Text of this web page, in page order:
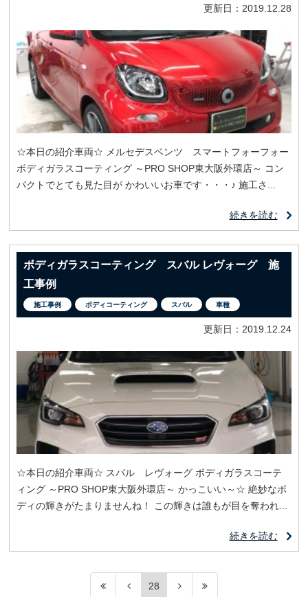
更新日：2019.12.28
☆本日の紹介車両☆ メルセデスベンツ スマートフォーフォー
ボディガラスコーティング ～PRO SHOP東大阪外環店～ コン
パクトでとても見た目が かわいいお車です・・・♪ 施工さ...
続きを読む
ボディガラスコーティング スバル レヴォーグ 施
工事例
施工事例 ボディコーティング スバル 車種
更新日：2019.12.24
☆本日の紹介車両☆ スバル レヴォーグ ボディガラスコーテ
ィング ～PRO SHOP東大阪外環店～ かっこいい～☆ 絶妙なボ
ディの輝きがたまりませんね！ この輝きは誰もが目を奪われ...
続きを読む
28